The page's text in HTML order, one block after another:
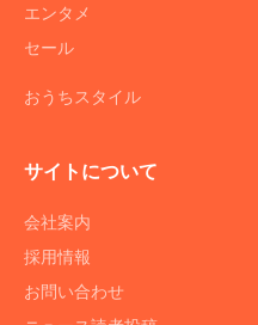
エンタメ
セール
おうちスタイル
サイトについて
会社案内
採用情報
お問い合わせ